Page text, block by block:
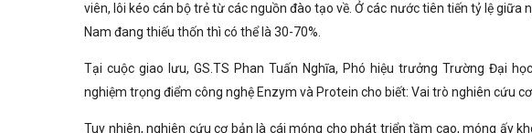
viên, lôi kéo cán bộ trẻ từ các nguồn đào tạo về. Ở các nước tiên tiến tỷ lệ
Nam đang thiếu thốn thì có thể là 30-70%.
Tại cuộc giao lưu, GS.TS Phan Tuấn Nghĩa, Phó hiệu trưởng Trường Đại
nghiệm trọng điểm công nghệ Enzym và Protein cho biết: Vai trò nghiên cứu
Tuy nhiên, nghiên cứu cơ bản là cái móng cho phát triển tầm cao, móng ấy